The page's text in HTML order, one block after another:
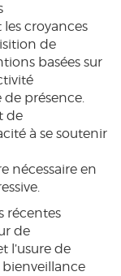
croyances
de
basées sur
présence.
de
à se soutenir
nécessaire en
récentes
de
l’usure de